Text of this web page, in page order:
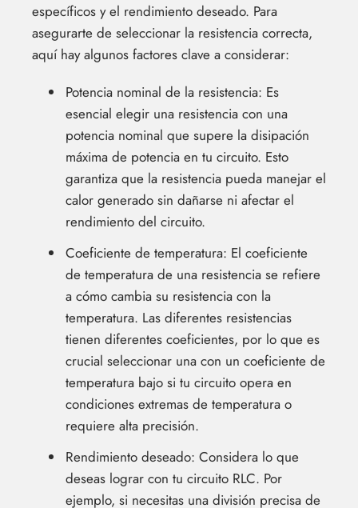
específicos y el rendimiento deseado. Para
asegurarte de seleccionar la resistencia correcta,
aquí hay algunos factores clave a considerar:
Potencia nominal de la resistencia: Es
esencial elegir una resistencia con una
potencia nominal que supere la disipación
máxima de potencia en tu circuito. Esto
garantiza que la resistencia pueda manejar el
calor generado sin dañarse ni afectar el
rendimiento del circuito.
Coeficiente de temperatura: El coeficiente
de temperatura de una resistencia se refiere
a cómo cambia su resistencia con la
temperatura. Las diferentes resistencias
tienen diferentes coeficientes, por lo que es
crucial seleccionar una con un coeficiente de
temperatura bajo si tu circuito opera en
condiciones extremas de temperatura o
requiere alta precisión.
Rendimiento deseado: Considera lo que
deseas lograr con tu circuito RLC. Por
ejemplo, si necesitas una división precisa de